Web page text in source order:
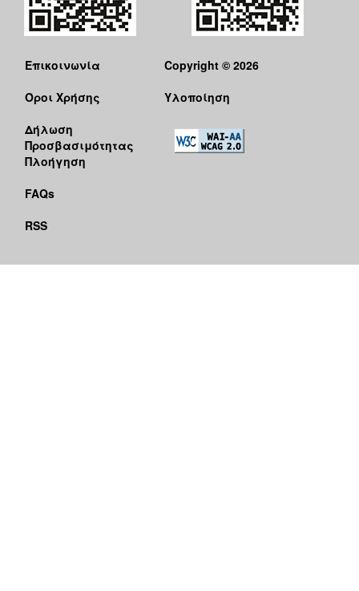
Επικοινωνία
Όροι Χρήσης
Δήλωση
Προσβασιμότητας
Πλοήγηση
FAQs
RSS
Copyright © 2026
Υλοποίηση